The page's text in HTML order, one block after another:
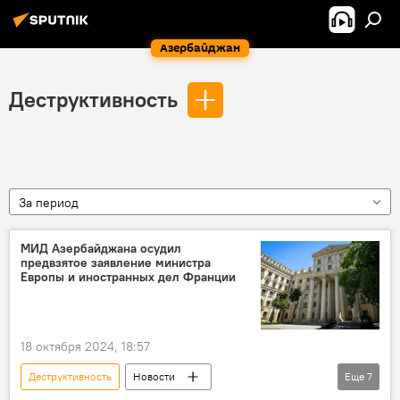
Азербайджан
Деструктивность
За период
МИД Азербайджана осудил
предвзятое заявление министра
Европы и иностранных дел Франции
18 октября 2024, 18:57
Деструктивность
Новости
Еще 7